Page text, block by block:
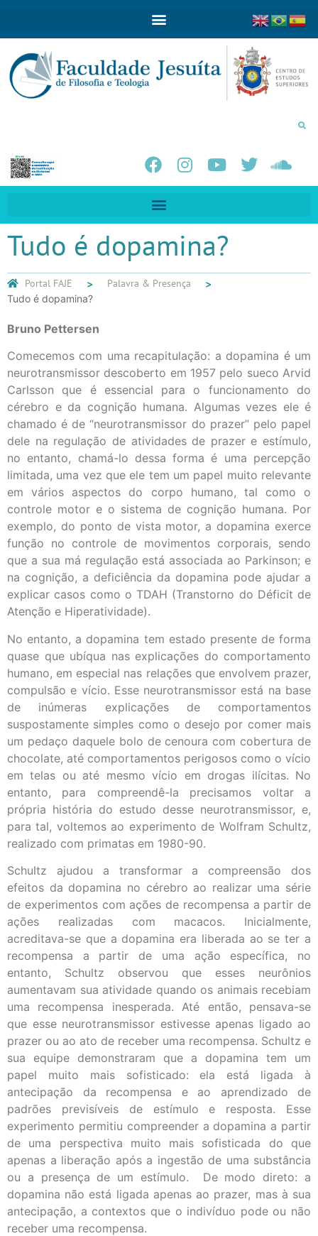
Tudo é dopamina?
Portal FAJE Palavra & Presença
Tudo é dopamina?
Bruno Pettersen
Comecemos com uma recapitulação: a dopamina é um
neurotransmissor descoberto em 1957 pelo sueco Arvid
Carlsson que é essencial para o funcionamento do
cérebro e da cognição humana. Algumas vezes ele é
chamado é de “neurotransmissor do prazer” pelo papel
dele na regulação de atividades de prazer e estímulo,
no entanto, chamá-lo dessa forma é uma percepção
limitada, uma vez que ele tem um papel muito relevante
em vários aspectos do corpo humano, tal como o
controle motor e o sistema de cognição humana. Por
exemplo, do ponto de vista motor, a dopamina exerce
função no controle de movimentos corporais, sendo
que a sua má regulação está associada ao Parkinson; e
na cognição, a deficiência da dopamina pode ajudar a
explicar casos como o TDAH (Transtorno do Déficit de
Atenção e Hiperatividade).
No entanto, a dopamina tem estado presente de forma
quase que ubíqua nas explicações do comportamento
humano, em especial nas relações que envolvem prazer,
compulsão e vício. Esse neurotransmissor está na base
de inúmeras explicações de comportamentos
suspostamente simples como o desejo por comer mais
um pedaço daquele bolo de cenoura com cobertura de
chocolate, até comportamentos perigosos como o vício
em telas ou até mesmo vício em drogas ilícitas. No
entanto, para compreendê-la precisamos voltar a
própria história do estudo desse neurotransmissor, e,
para tal, voltemos ao experimento de Wolfram Schultz,
realizado com primatas em 1980-90.
Schultz ajudou a transformar a compreensão dos
efeitos da dopamina no cérebro ao realizar uma série
de experimentos com ações de recompensa a partir de
ações realizadas com macacos. Inicialmente,
acreditava-se que a dopamina era liberada ao se ter a
recompensa a partir de uma ação específica, no
entanto, Schultz observou que esses neurônios
aumentavam sua atividade quando os animais recebiam
uma recompensa inesperada. Até então, pensava-se
que esse neurotransmissor estivesse apenas ligado ao
prazer ou ao ato de receber uma recompensa. Schultz e
sua equipe demonstraram que a dopamina tem um
papel muito mais sofisticado: ela está ligada à
antecipação da recompensa e ao aprendizado de
padrões previsíveis de estímulo e resposta. Esse
experimento permitiu compreender a dopamina a partir
de uma perspectiva muito mais sofisticada do que
apenas a liberação após a ingestão de uma substância
ou a presença de um estímulo. De modo direto: a
dopamina não está ligada apenas ao prazer, mas à sua
antecipação, a contextos que o indivíduo pode ou não
receber uma recompensa.